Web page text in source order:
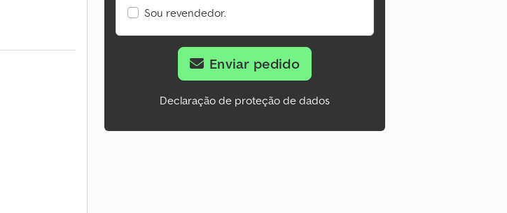
Sou revendedor.
Enviar pedido
Declaração de proteção de dados